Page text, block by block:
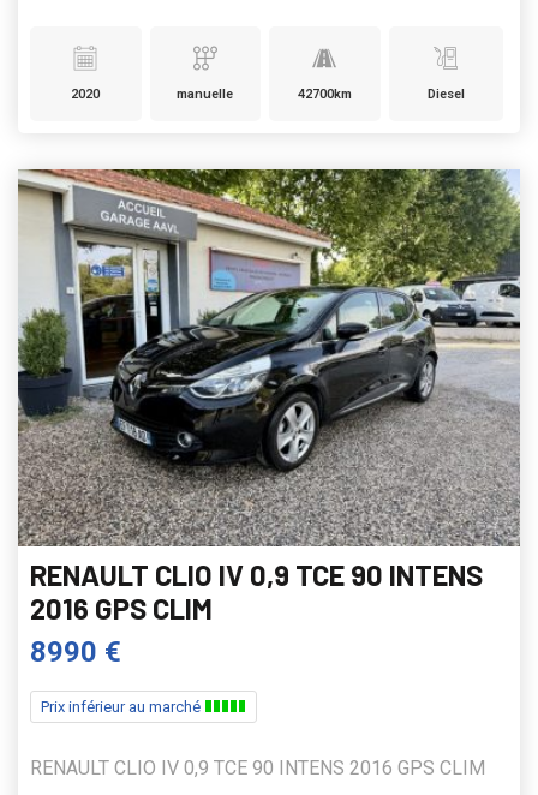
2020 manuelle 42700km Diesel
RENAULT CLIO IV 0,9 TCE 90 INTENS
2016 GPS CLIM
8990 €
Prix inférieur au marché
RENAULT CLIO IV 0,9 TCE 90 INTENS 2016 GPS CLIM